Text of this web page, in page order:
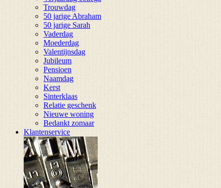
Trouwdag
50 jarige Abraham
50 jarige Sarah
Vaderdag
Moederdag
Valentijnsdag
Jubileum
Pensioen
Naamdag
Kerst
Sinterklaas
Relatie geschenk
Nieuwe woning
Bedankt zomaar
Klantenservice